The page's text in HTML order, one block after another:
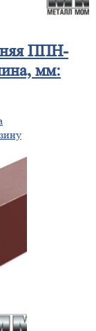
ППН-
мм: